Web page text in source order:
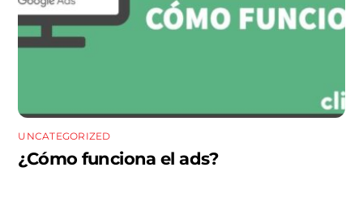
UNCATEGORIZED
¿Cómo funciona el ads?